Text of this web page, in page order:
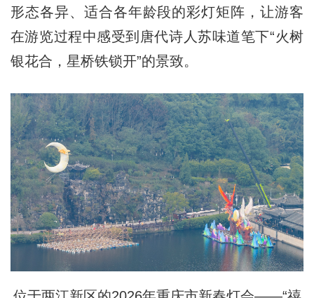
形态各异、适合各年龄段的彩灯矩阵，让游客
在游览过程中感受到唐代诗人苏味道笔下“火树
银花合，星桥铁锁开”的景致。